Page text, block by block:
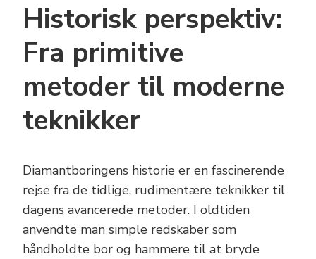
Historisk perspektiv:
Fra primitive
metoder til moderne
teknikker
Diamantboringens historie er en fascinerende
rejse fra de tidlige, rudimentære teknikker til
dagens avancerede metoder. I oldtiden
anvendte man simple redskaber som
håndholdte bor og hammere til at bryde